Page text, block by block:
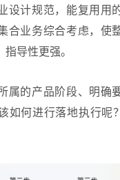
设计规范，能复用用
合业务综合考虑，使
导性更强。
属的产品阶段、明确
如何进行落地执行呢